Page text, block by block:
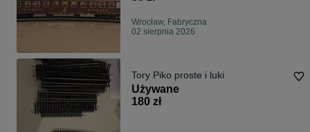
Wrocław, Fabryczna
02 sierpnia 2026
Tory Piko proste i luki
Używane
180 zł